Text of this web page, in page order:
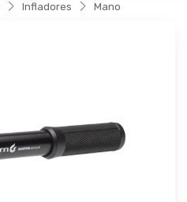
Infladores Mano